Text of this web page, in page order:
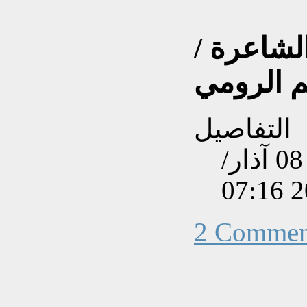
/
الرومي
التفاصيل
تم إنشاءه بتاريخ الخميس, 08 آذار/
2